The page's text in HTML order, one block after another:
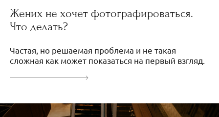
Жених не хочет фотографироваться.
Что делать?
Частая, но решаемая проблема и не такая
сложная как может показаться на первый взгляд.